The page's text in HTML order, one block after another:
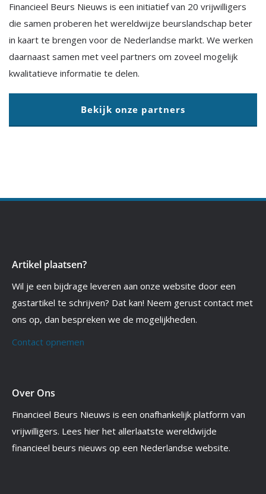
Financieel Beurs Nieuws is een initiatief van 20 vrijwilligers
die samen proberen het wereldwijze beurslandschap beter
in kaart te brengen voor de Nederlandse markt. We werken
daarnaast samen met veel partners om zoveel mogelijk
kwalitatieve informatie te delen.
Bekijk onze partners
Artikel plaatsen?
Wil je een bijdrage leveren aan onze website door een
gastartikel te schrijven? Dat kan! Neem gerust contact met
ons op, dan bespreken we de mogelijkheden.
Contact opnemen
Over Ons
Financieel Beurs Nieuws is een onafhankelijk platform van
vrijwilligers. Lees hier het allerlaatste wereldwijde
financieel beurs nieuws op een Nederlandse website.